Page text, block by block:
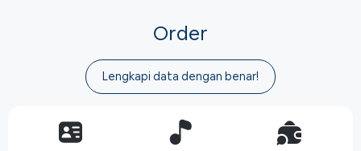
Order
Lengkapi data dengan benar!